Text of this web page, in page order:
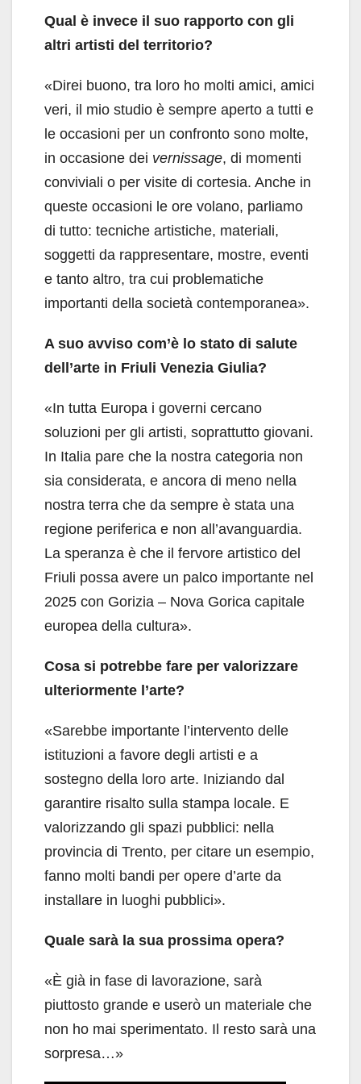
Qual è invece il suo rapporto con gli
altri artisti del territorio?
«Direi buono, tra loro ho molti amici, amici
veri, il mio studio è sempre aperto a tutti e
le occasioni per un confronto sono molte,
in occasione dei vernissage, di momenti
conviviali o per visite di cortesia. Anche in
queste occasioni le ore volano, parliamo
di tutto: tecniche artistiche, materiali,
soggetti da rappresentare, mostre, eventi
e tanto altro, tra cui problematiche
importanti della società contemporanea».
A suo avviso com’è lo stato di salute
dell’arte in Friuli Venezia Giulia?
«In tutta Europa i governi cercano
soluzioni per gli artisti, soprattutto giovani.
In Italia pare che la nostra categoria non
sia considerata, e ancora di meno nella
nostra terra che da sempre è stata una
regione periferica e non all’avanguardia.
La speranza è che il fervore artistico del
Friuli possa avere un palco importante nel
2025 con Gorizia – Nova Gorica capitale
europea della cultura».
Cosa si potrebbe fare per valorizzare
ulteriormente l’arte?
«Sarebbe importante l’intervento delle
istituzioni a favore degli artisti e a
sostegno della loro arte. Iniziando dal
garantire risalto sulla stampa locale. E
valorizzando gli spazi pubblici: nella
provincia di Trento, per citare un esempio,
fanno molti bandi per opere d’arte da
installare in luoghi pubblici».
Quale sarà la sua prossima opera?
«È già in fase di lavorazione, sarà
piuttosto grande e userò un materiale che
non ho mai sperimentato. Il resto sarà una
sorpresa…»